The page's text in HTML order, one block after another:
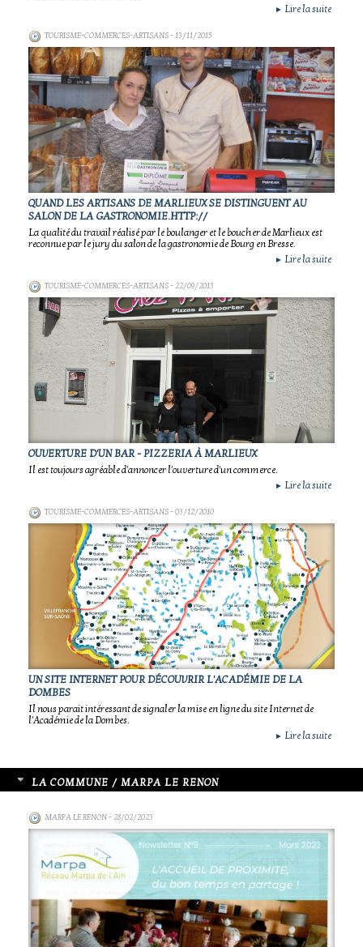
► Lire la suite
TOURISME-COMMERCES-ARTISANS- 13/11/2015
QUAND LES ARTISANS DE MARLIEUX SE DISTINGUENT AU
SALON DE LA GASTRONOMIE.HTTP://
La qualité du travail réalisé par le boulanger et le boucher de Marlieux est
reconnue par le jury du salon de la gastronomie de Bourg en Bresse.
► Lire la suite
TOURISME-COMMERCES-ARTISANS- 22/09/2013
OUVERTURE D'UN BAR - PIZZERIA À MARLIEUX
Il est toujours agréable d'annoncer l'ouverture d'un commerce.
► Lire la suite
TOURISME-COMMERCES-ARTISANS- 03/12/2010
UN SITE INTERNET POUR DÉCOUVRIR L'ACADÉMIE DE LA
DOMBES
Il nous parait intéressant de signaler la mise en ligne du site Internet de
l'Académie de la Dombes.
► Lire la suite
LA COMMUNE / MARPA LE RENON
MARPA LE RENON- 28/02/2023